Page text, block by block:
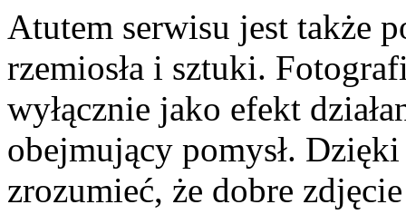
Atutem serwisu jest także
rzemiosła i sztuki.
wyłącznie jako efekt
obejmujący pomysł.
zrozumieć, że dobre